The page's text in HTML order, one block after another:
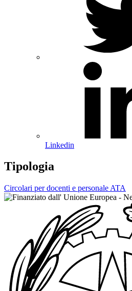
Linkedin
Tipologia
Circolari per docenti e personale ATA